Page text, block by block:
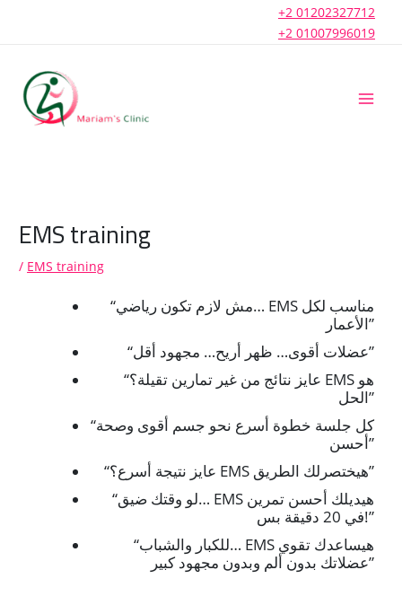
+2 01202327712
+2 01007996019
EMS training
/ EMS training
“مش لازم تكون رياضي… EMS مناسب لكل
الأعمار”
“عضلات أقوى… ظهر أريح… مجهود أقل”
“عايز نتائج من غير تمارين تقيلة؟ EMS هو
الحل”
“كل جلسة خطوة أسرع نحو جسم أقوى وصحة
أحسن”
“عايز نتيجة أسرع؟ EMS هيختصرلك الطريق”
“لو وقتك ضيق… EMS هيديلك أحسن تمرين
في 20 دقيقة بس!”
“للكبار والشباب… EMS هيساعدك تقوي
عضلاتك بدون ألم وبدون مجهود كبير”